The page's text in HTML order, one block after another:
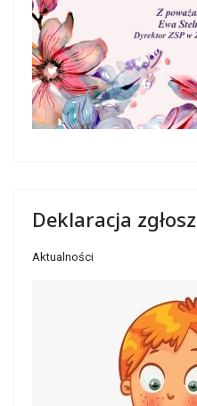
Deklaracja
Aktualności